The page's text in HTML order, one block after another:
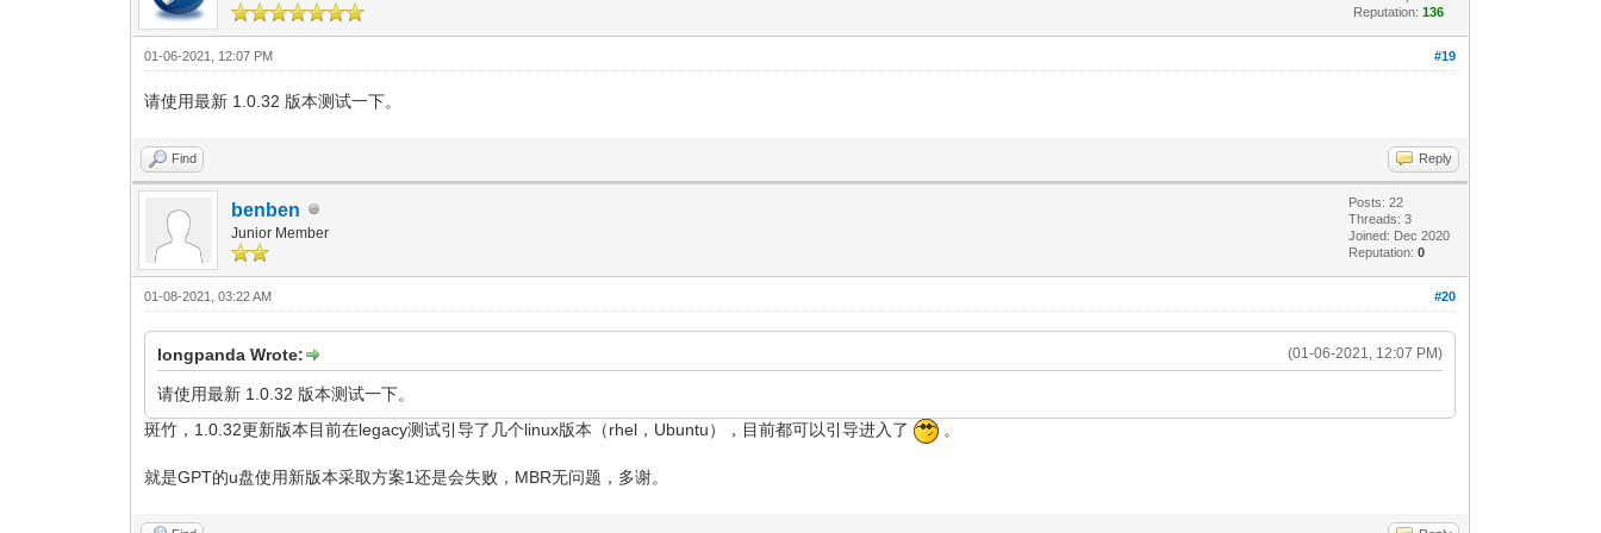
Reputation:136
#19
01-06-2021, 12:07 PM
请使用最新 1.0.32 版本测试一下。
Find Reply
benben
Junior Member
Posts: 22
Threads: 3
Joined: Dec 2020
Reputation:0
#20
01-08-2021, 03:22 AM
(01-06-2021, 12:07 PM)
longpanda Wrote:
请使用最新 1.0.32 版本测试一下。
斑竹，1.0.32更新版本目前在legacy测试引导了几个linux版本（rhel，Ubuntu），目前都可以引导进入了
。
就是GPT的u盘使用新版本采取方案1还是会失败，MBR无问题，多谢。